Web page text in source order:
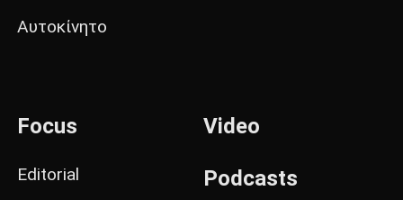
Αυτοκίνητο
Focus
Editorial
Video
Podcasts